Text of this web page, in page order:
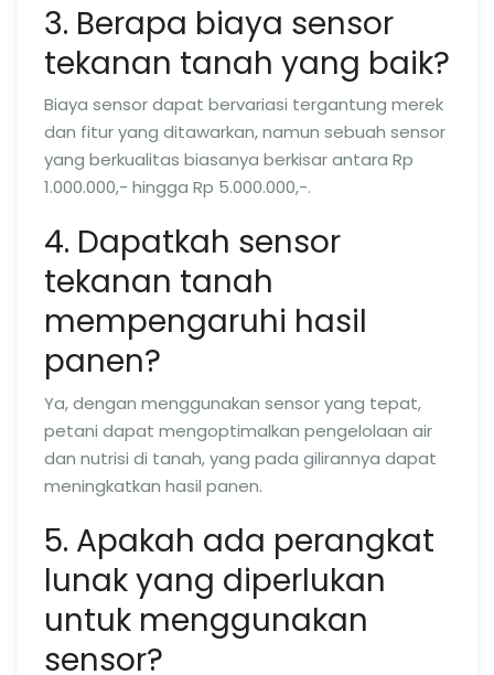
3. Berapa biaya sensor
tekanan tanah yang baik?
Biaya sensor dapat bervariasi tergantung merek
dan fitur yang ditawarkan, namun sebuah sensor
yang berkualitas biasanya berkisar antara Rp
1.000.000,- hingga Rp 5.000.000,-.
4. Dapatkah sensor
tekanan tanah
mempengaruhi hasil
panen?
Ya, dengan menggunakan sensor yang tepat,
petani dapat mengoptimalkan pengelolaan air
dan nutrisi di tanah, yang pada gilirannya dapat
meningkatkan hasil panen.
5. Apakah ada perangkat
lunak yang diperlukan
untuk menggunakan
sensor?